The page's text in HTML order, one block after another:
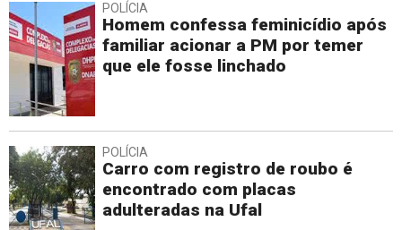
POLÍCIA
Homem confessa feminicídio após
familiar acionar a PM por temer
que ele fosse linchado
POLÍCIA
Carro com registro de roubo é
encontrado com placas
adulteradas na Ufal